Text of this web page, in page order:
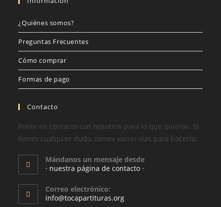
¿Quiénes somos?
Preguntas Frecuentes
Cómo comprar
Formas de pago
Contacto
Ponte en contacto con nosotros para lo que quieras. Si
tienes cualquier duda, tienes varias vías para hacerlo:
Mándanos un mensaje desde
· nuestra página de contacto ·
Correo electrónico:
info@tocapartituras.org